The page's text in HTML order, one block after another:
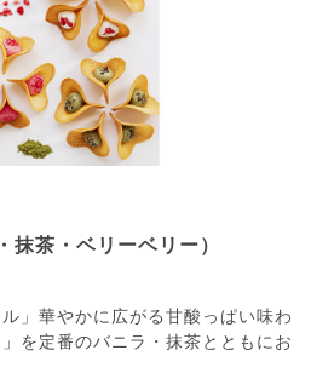
抹茶・ベリーベリー）
」華やかに広がる甘酸っぱい味わ
を定番のバニラ・抹茶とともにお